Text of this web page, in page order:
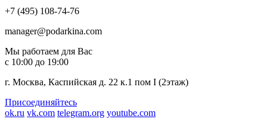
+7 (495) 108-74-76
manager@podarkina.com
Мы работаем для Вас
с 10:00 до 19:00
г. Москва, Каспийская д. 22 к.1 пом I (2этаж)
Присоединяйтесь
ok.ru vk.com telegram.org youtube.com